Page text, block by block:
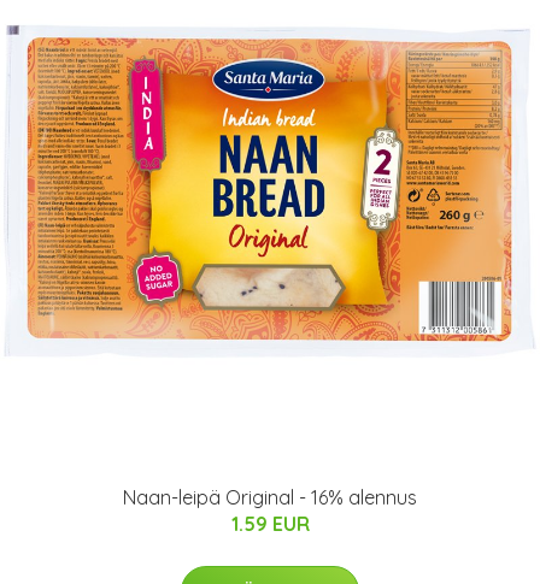
Naan-leipä Original - 16% alennus
1.59 EUR